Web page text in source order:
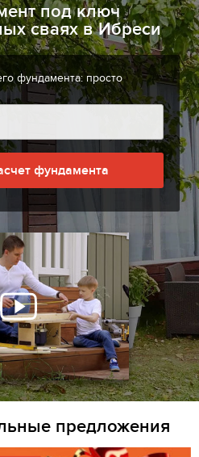
под ключ
сваях в Ибреси
фундамента: просто
фундамента
предложения